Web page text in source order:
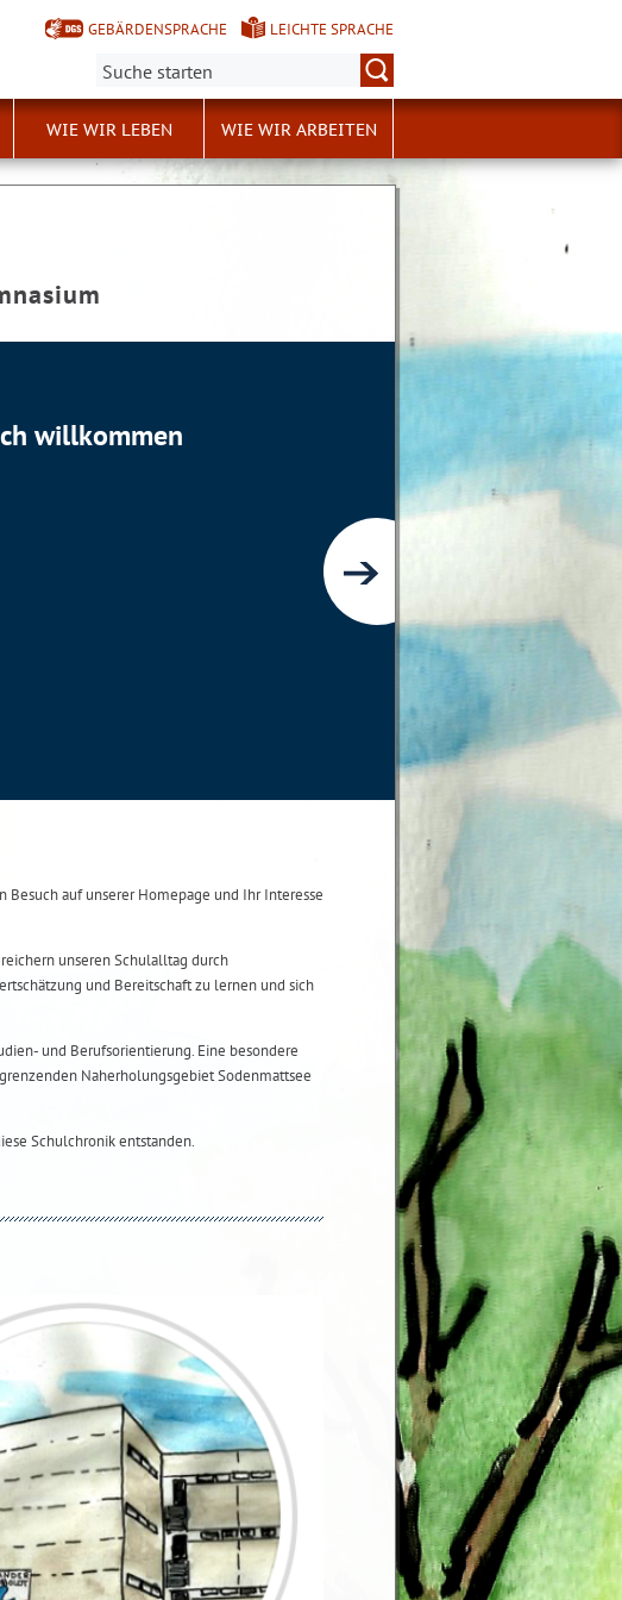
GEBÄRDENSPRACHE
LEICHTE SPRACHE
Suche:
WIE WIR LEBEN WIE WIR ARBEITEN
willkommen
auf unserer Homepage und Ihr Interesse
unseren Schulalltag durch
und Bereitschaft zu lernen und sich
und Berufsorientierung. Eine besondere
Naherholungsgebiet Sodenmattsee
Schulchronik entstanden.